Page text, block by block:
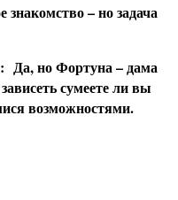
– но задача
Да, но Фортуна – дама
сумеете ли вы
возможностями.